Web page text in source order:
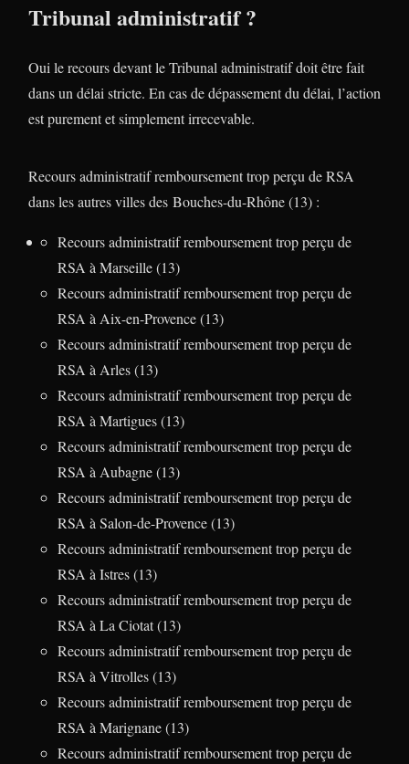
Tribunal administratif ?
Oui le recours devant le Tribunal administratif doit être fait
dans un délai stricte. En cas de dépassement du délai, l’action
est purement et simplement irrecevable.
Recours administratif remboursement trop perçu de RSA
dans les autres villes des Bouches-du-Rhône (13) :
Recours administratif remboursement trop perçu de
RSA à Marseille (13)
Recours administratif remboursement trop perçu de
RSA à Aix-en-Provence (13)
Recours administratif remboursement trop perçu de
RSA à Arles (13)
Recours administratif remboursement trop perçu de
RSA à Martigues (13)
Recours administratif remboursement trop perçu de
RSA à Aubagne (13)
Recours administratif remboursement trop perçu de
RSA à Salon-de-Provence (13)
Recours administratif remboursement trop perçu de
RSA à Istres (13)
Recours administratif remboursement trop perçu de
RSA à La Ciotat (13)
Recours administratif remboursement trop perçu de
RSA à Vitrolles (13)
Recours administratif remboursement trop perçu de
RSA à Marignane (13)
Recours administratif remboursement trop perçu de